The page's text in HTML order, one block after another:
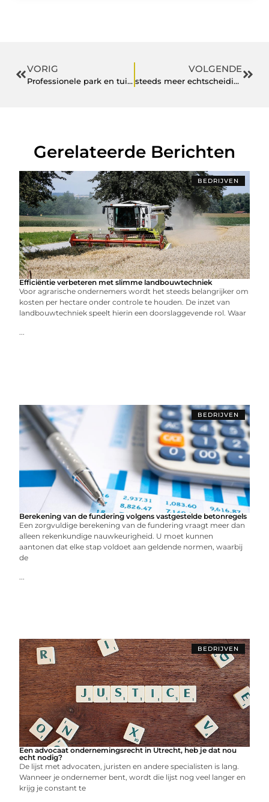
VORIG
Professionele park en tuinmachines voor bedrijven
VOLGENDE
steeds meer echtscheidingen
Gerelateerde Berichten
BEDRIJVEN
Efficiëntie verbeteren met slimme landbouwtechniek
Voor agrarische ondernemers wordt het steeds belangrijker om
kosten per hectare onder controle te houden. De inzet van
landbouwtechniek speelt hierin een doorslaggevende rol. Waar
...
BEDRIJVEN
Berekening van de fundering volgens vastgestelde betonregels
Een zorgvuldige berekening van de fundering vraagt meer dan
alleen rekenkundige nauwkeurigheid. U moet kunnen
aantonen dat elke stap voldoet aan geldende normen, waarbij
de
...
BEDRIJVEN
Een advocaat ondernemingsrecht in Utrecht, heb je dat nou
echt nodig?
De lijst met advocaten, juristen en andere specialisten is lang.
Wanneer je ondernemer bent, wordt die lijst nog veel langer en
krijg je constant te